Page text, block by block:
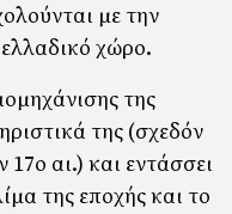
µε την
χώρο.
της
της (σχεδόν
17ο αι.) και εντάσσει
της εποχής και το